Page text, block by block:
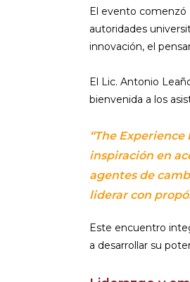
El evento comenzó
autoridades
innovación, el
El Lic. Antonio
bienvenida a los
“The
inspiración en
agentes de
liderar con
Este encuentro
a desarrollar su